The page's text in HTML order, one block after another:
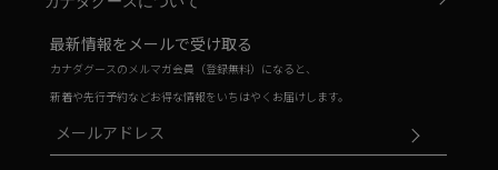
最新情報をメールで受け取る
カナダグースのメルマガ会員（登録無料）になると、
新着や先行予約などお得な情報をいちはやくお届けします。